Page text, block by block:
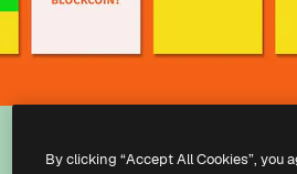
Todas as
Todos os direitos reservados.
By clicking “Accept All Cookies”, you